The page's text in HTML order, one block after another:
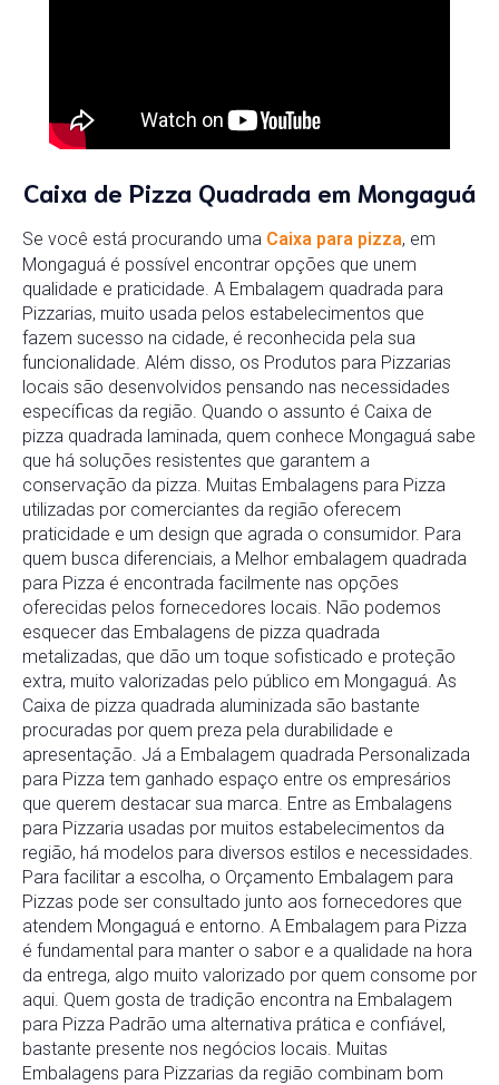
Caixa de Pizza Quadrada em Mongaguá
Se você está procurando uma Caixa para pizza, em
Mongaguá é possível encontrar opções que unem
qualidade e praticidade. A Embalagem quadrada para
Pizzarias, muito usada pelos estabelecimentos que
fazem sucesso na cidade, é reconhecida pela sua
funcionalidade. Além disso, os Produtos para Pizzarias
locais são desenvolvidos pensando nas necessidades
específicas da região. Quando o assunto é Caixa de
pizza quadrada laminada, quem conhece Mongaguá sabe
que há soluções resistentes que garantem a
conservação da pizza. Muitas Embalagens para Pizza
utilizadas por comerciantes da região oferecem
praticidade e um design que agrada o consumidor. Para
quem busca diferenciais, a Melhor embalagem quadrada
para Pizza é encontrada facilmente nas opções
oferecidas pelos fornecedores locais. Não podemos
esquecer das Embalagens de pizza quadrada
metalizadas, que dão um toque sofisticado e proteção
extra, muito valorizadas pelo público em Mongaguá. As
Caixa de pizza quadrada aluminizada são bastante
procuradas por quem preza pela durabilidade e
apresentação. Já a Embalagem quadrada Personalizada
para Pizza tem ganhado espaço entre os empresários
que querem destacar sua marca. Entre as Embalagens
para Pizzaria usadas por muitos estabelecimentos da
região, há modelos para diversos estilos e necessidades.
Para facilitar a escolha, o Orçamento Embalagem para
Pizzas pode ser consultado junto aos fornecedores que
atendem Mongaguá e entorno. A Embalagem para Pizza
é fundamental para manter o sabor e a qualidade na hora
da entrega, algo muito valorizado por quem consome por
aqui. Quem gosta de tradição encontra na Embalagem
para Pizza Padrão uma alternativa prática e confiável,
bastante presente nos negócios locais. Muitas
Embalagens para Pizzarias da região combinam bom